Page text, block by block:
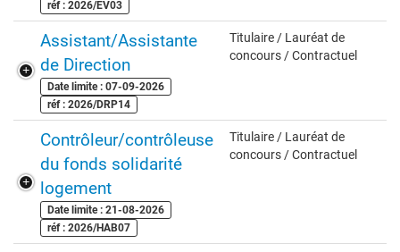
réf : 2026/EV03
Assistant/Assistante
de Direction
Date limite : 07-09-2026
réf : 2026/DRP14
Titulaire / Lauréat de
concours / Contractuel
Contrôleur/contrôleuse
du fonds solidarité
logement
Date limite : 21-08-2026
réf : 2026/HAB07
Titulaire / Lauréat de
concours / Contractuel